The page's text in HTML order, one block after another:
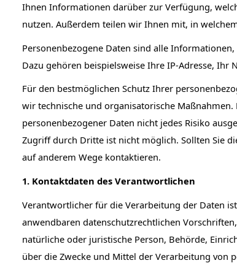
Ihnen Informationen darüber zur Verfügung,
nutzen. Außerdem teilen wir Ihnen mit, in
Personenbezogene Daten sind alle
Dazu gehören beispielsweise Ihre IP-Adresse, Ihr
Für den bestmöglichen Schutz Ihrer
wir technische und organisatorische
personenbezogener Daten nicht jedes Risiko
Zugriff durch Dritte ist nicht möglich. Sollten Sie
auf anderem Wege kontaktieren.
1. Kontaktdaten des Verantwortlichen
Verantwortlicher für die Verarbeitung der Daten
anwendbaren datenschutzrechtlichen
natürliche oder juristische Person, Behörde,
über die Zwecke und Mittel der Verarbeitung von